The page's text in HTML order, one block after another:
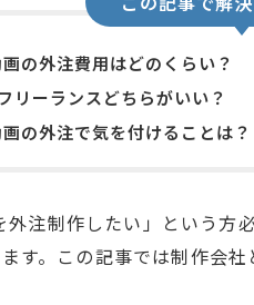
の外注費用はどのくらい？
リーランスどちらがいい？
の外注で気を付けることは？
外注制作したい」という
す。この記事では制作会